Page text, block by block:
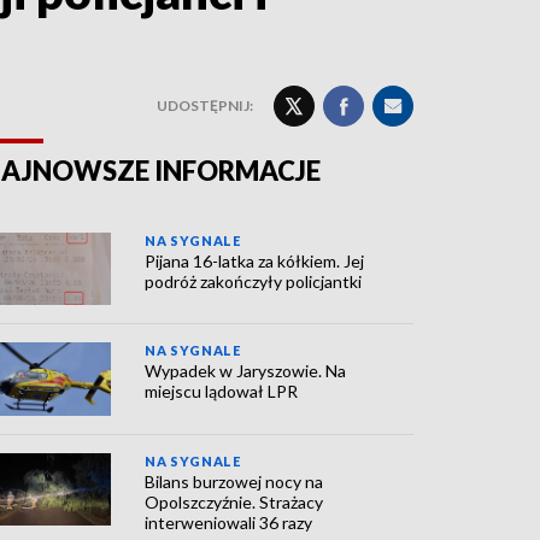
UDOSTĘPNIJ:
INFORMACJE
NA SYGNALE
Pijana 16-latka za kółkiem. Jej
podróż zakończyły policjantki
NA SYGNALE
Wypadek w Jaryszowie. Na
miejscu lądował LPR
NA SYGNALE
Bilans burzowej nocy na
Opolszczyźnie. Strażacy
interweniowali 36 razy